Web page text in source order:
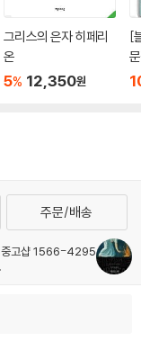
그리스의 은자 히페리
온
5% 12,350원
[
주문/배송
중고샵 1566-4295